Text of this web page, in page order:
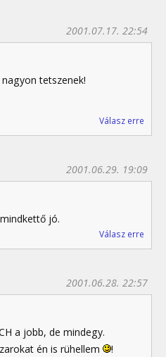
2001.07.17. 22:54
tetszenek!
Válasz erre
2001.06.29. 19:09
jó.
Válasz erre
2001.06.28. 22:57
a jobb, de mindegy.
én is rühellem
!